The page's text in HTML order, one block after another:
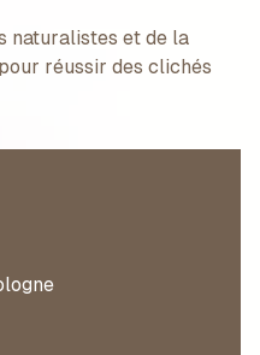
naturalistes et de la
réussir des clichés